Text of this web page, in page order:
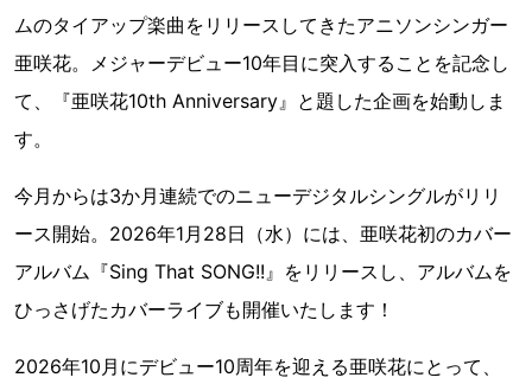
ムのタイアップ楽曲をリリースしてきたアニソンシンガー
亜咲花。メジャーデビュー10年目に突入することを記念し
て、『亜咲花10th Anniversary』と題した企画を始動しま
す。
今月からは3か月連続でのニューデジタルシングルがリリ
ース開始。2026年1月28日（水）には、亜咲花初のカバー
アルバム『Sing That SONG!!』をリリースし、アルバムを
ひっさげたカバーライブも開催いたします！
2026年10月にデビュー10周年を迎える亜咲花にとって、